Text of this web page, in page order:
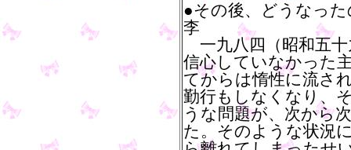
●その後、どうなっ
李
一九八四（昭和五
信心していなかった
てからは惰性に流さ
勤行もしなくなり、
うな問題が、次から
た。そのような状況